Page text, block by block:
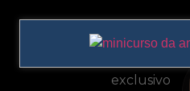
exclusivo